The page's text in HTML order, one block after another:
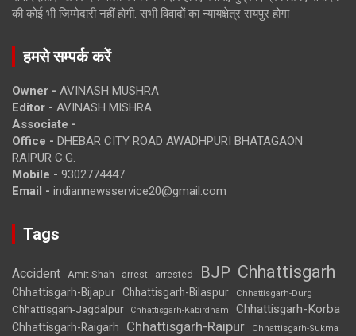
की कोई भी जिम्मेदारी नहीं होगी. सभी विवादों का न्यायक्षेत्र रायपुर होगा
हमसे सम्पर्क करें
Owner - AVINASH MUSHRA
Editor - AVINASH MISHRA
Associate -
Office - DHEBAR CITY ROAD AWADHPURI BHATAGAON
RAIPUR C.G.
Mobile - 9302774447
Email - indiannewsservice20@gmail.com
Tags
Accident Amit Shah arrest arrested BJP Chhattisgarh
Chhattisgarh-Bijapur Chhattisgarh-Bilaspur Chhattisgarh-Durg
Chhattisgarh-Jagdalpur Chhattisgarh-Kabirdham Chhattisgarh-Korba
Chhattisgarh-Raigarh Chhattisgarh-Raipur
Chhattisgarh-Sukma